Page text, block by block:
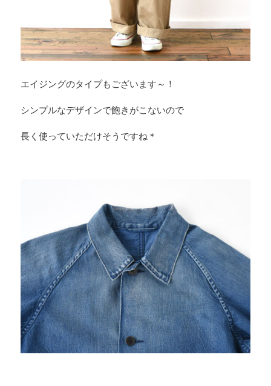
エイジングのタイプもございます～！
シンプルなデザインで飽きがこないので
長く使っていただけそうですね＊